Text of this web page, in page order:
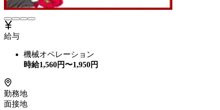
給与
機械オペレーション
時給1,560円〜1,950円
勤務地
面接地